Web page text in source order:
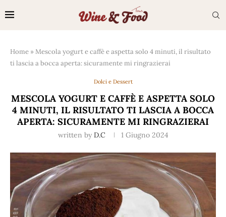
Home »Mescola yogurt e caffè e aspetta solo 4 minuti, il risultato
ti lascia a bocca aperta: sicuramente mi ringrazierai
Dolci e Dessert
MESCOLA YOGURT E CAFFÈ E ASPETTA SOLO
4 MINUTI, IL RISULTATO TI LASCIA A BOCCA
APERTA: SICURAMENTE MI RINGRAZIERAI
written by D.C 1 Giugno 2024